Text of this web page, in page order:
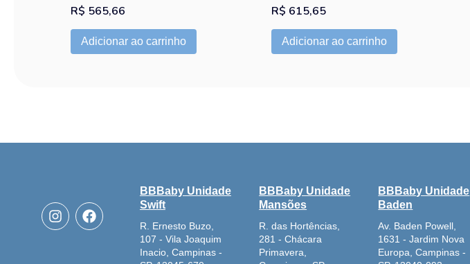
R$ 565,66
Adicionar ao carrinho
R$ 615,65
Adicionar ao carrinho
I
n
s
F
a
c
BBBaby Unidade
Swift
R. Ernesto Buzo,
107 - Vila Joaquim
Inacio, Campinas -
BBBaby Unidade
Mansões
R. das Hortências,
281 - Chácara
Primavera,
BBBaby Unidade
Baden
Av. Baden Powell,
1631 - Jardim Nova
Europa, Campinas -